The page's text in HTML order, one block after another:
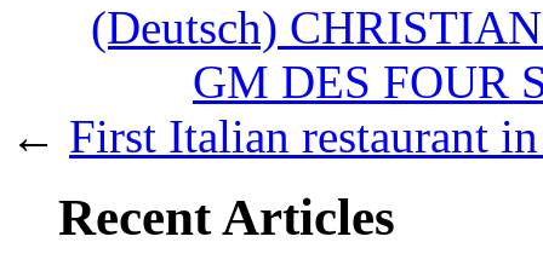
(Deutsch)
GM DES FOUR
← First Italian restaurant
Recent Articles